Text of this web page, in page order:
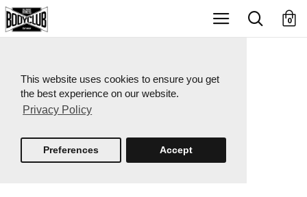
This website uses cookies to ensure you get
the best experience on our website.
Privacy Policy
X
Preferences Accept
0